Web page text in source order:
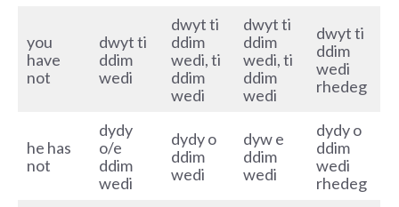
you
have
not
dwyt ti
ddim
wedi
dwyt ti
ddim
wedi, ti
ddim
wedi
dwyt ti
ddim
wedi, ti
ddim
wedi
dwyt ti
ddim
wedi
rhedeg
he has
not
dydy
o/e
ddim
wedi
dydy o
ddim
wedi
dyw e
ddim
wedi
dydy o
ddim
wedi
rhedeg